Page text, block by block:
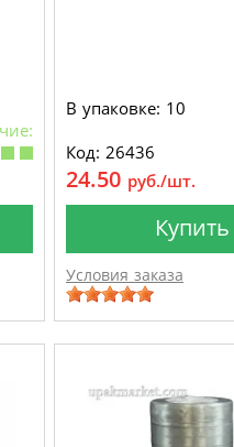
В упаковке: 10
Код: 26436
24.50 руб./шт.
Купить
Условия заказа